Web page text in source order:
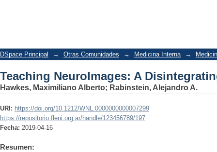
DSpace Principal → Otras Comunidades → Medicina Interna →
Teaching NeuroImages: A
Hawkes, Maximiliano Alberto; Rabinstein, Alejandro A.
URI: https://doi.org/10.1212/WNL.0000000000007299
https://repositorio.fleni.org.ar/handle/123456789/197
Fecha: 2019-04-16
Resumen: